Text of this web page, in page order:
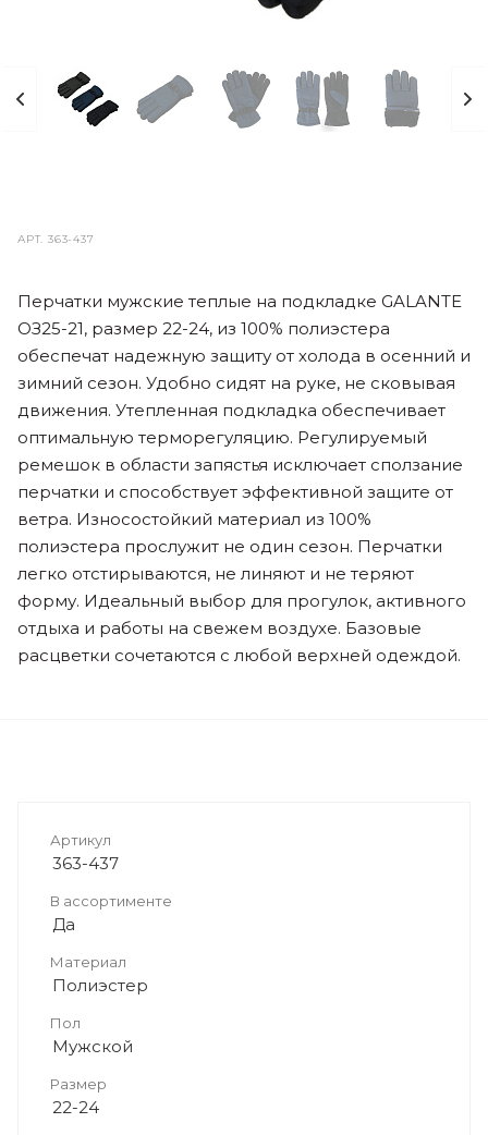
АРТ.363-437
Перчатки мужские теплые на подкладке GALANTE
ОЗ25-21, размер 22-24, из 100% полиэстера
обеспечат надежную защиту от холода в осенний и
зимний сезон. Удобно сидят на руке, не сковывая
движения. Утепленная подкладка обеспечивает
оптимальную терморегуляцию. Регулируемый
ремешок в области запястья исключает сползание
перчатки и способствует эффективной защите от
ветра. Износостойкий материал из 100%
полиэстера прослужит не один сезон. Перчатки
легко отстирываются, не линяют и не теряют
форму. Идеальный выбор для прогулок, активного
отдыха и работы на свежем воздухе. Базовые
расцветки сочетаются с любой верхней одеждой.
Артикул
363-437
В ассортименте
Да
Материал
Полиэстер
Пол
Мужской
Размер
22-24